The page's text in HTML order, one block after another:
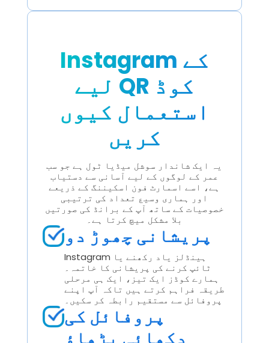
Instagram کے
لیے QR کوڈ
استعمال کیوں
کریں
یہ ایک شاندار سوشل میڈیا ٹول ہے جو سب
عمر کے لوگوں کے لیے آسانی سے دستیاب
ہے، اسے اسمارٹ فون اسکیننگ کے ذریعے
اور ہماری وسیع تعداد کی ترتیبی
خصوصیات کے ساتھ آپ کے برانڈ کی صورتیں
بلا مشکل میچ کرتا ہے۔
پریشانی چھوڑ دو
Instagram ہینڈلز یاد رکھنے یا
ٹائپ کرنے کی پریشانی کا خاتمہ۔
ہمارے کوڈز ایک تیز، ایک ہی مرحلی
طریقہ فراہم کرتے ہیں تاکہ آپ اپنے
پروفائل سے مستقیم رابطہ کر سکیں۔
پروفائل کی